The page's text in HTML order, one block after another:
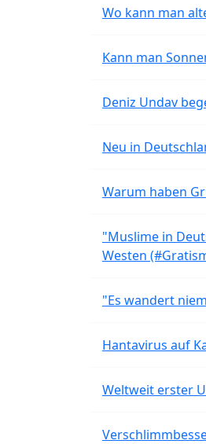
Wo kann man
Kann man
Deniz Undav
Neu in
Warum haben
"Muslime in
Westen
"Es wandert
Hantavirus auf
Weltweit erster